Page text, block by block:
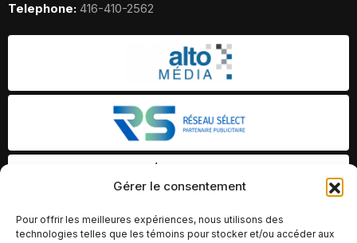
Gérer le consentement
Pour offrir les meilleures expériences, nous utilisons des
technologies telles que les témoins pour stocker et/ou accéder aux
Telephone: 416-410-2562